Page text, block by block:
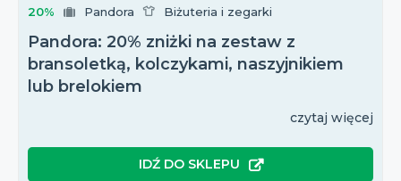
20% Pandora Biżuteria i zegarki
Pandora: 20% zniżki na zestaw z
bransoletką, kolczykami, naszyjnikiem
lub brelokiem
czytaj więcej
IDŹ DO SKLEPU